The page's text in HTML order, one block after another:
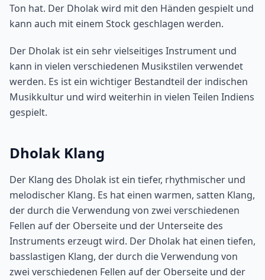
Ton hat. Der Dholak wird mit den Händen gespielt und
kann auch mit einem Stock geschlagen werden.
Der Dholak ist ein sehr vielseitiges Instrument und
kann in vielen verschiedenen Musikstilen verwendet
werden. Es ist ein wichtiger Bestandteil der indischen
Musikkultur und wird weiterhin in vielen Teilen Indiens
gespielt.
Dholak Klang
Der Klang des Dholak ist ein tiefer, rhythmischer und
melodischer Klang. Es hat einen warmen, satten Klang,
der durch die Verwendung von zwei verschiedenen
Fellen auf der Oberseite und der Unterseite des
Instruments erzeugt wird. Der Dholak hat einen tiefen,
basslastigen Klang, der durch die Verwendung von
zwei verschiedenen Fellen auf der Oberseite und der